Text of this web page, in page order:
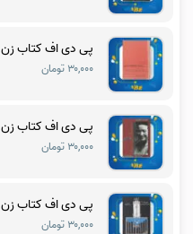
پی دی اف کتاب
۳۰,۰۰۰ تومان
پی دی اف کتاب زن
۳۰,۰۰۰ تومان
پی دی اف کتاب
۳۰,۰۰۰ تومان